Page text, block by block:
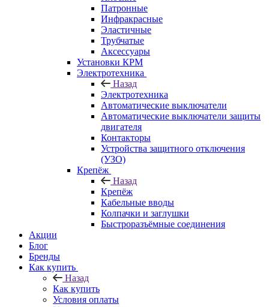
Патронные
Инфракрасные
Эластичные
Трубчатые
Аксессуары
Установки КРМ
Электротехника
Назад
Электротехника
Автоматические выключатели
Автоматические выключатели защиты
двигателя
Контакторы
Устройства защитного отключения
(УЗО)
Крепёж
Назад
Крепёж
Кабельные вводы
Колпачки и заглушки
Быстроразъёмные соединения
Акции
Блог
Бренды
Как купить
Назад
Как купить
Условия оплаты